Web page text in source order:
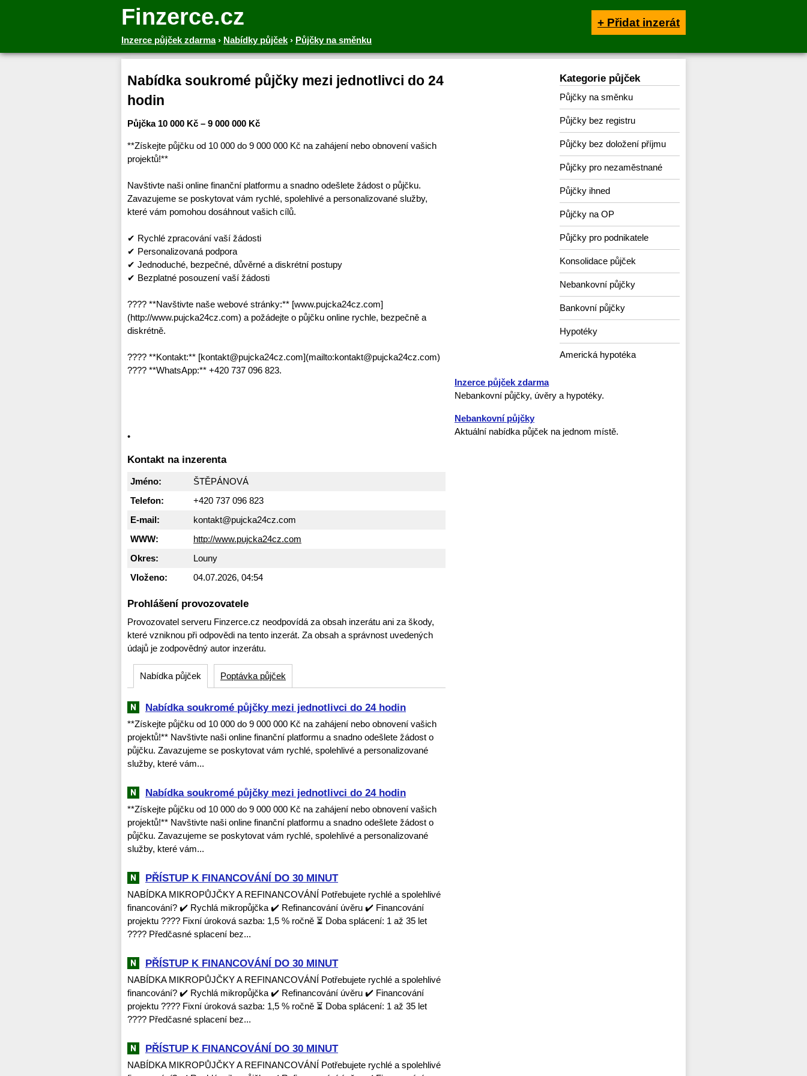
Finzerce.cz
Inzerce půjček zdarma› Nabídky půjček › Půjčky na směnku
+ Přidat inzerát
Nabídka soukromé půjčky mezi jednotlivci do 24
hodin
Půjčka 10 000 Kč – 9 000 000 Kč
**Získejte půjčku od 10 000 do 9 000 000 Kč na zahájení nebo obnovení vašich
projektů!**
Navštivte naši online finanční platformu a snadno odešlete žádost o půjčku.
Zavazujeme se poskytovat vám rychlé, spolehlivé a personalizované služby,
které vám pomohou dosáhnout vašich cílů.
✔ Rychlé zpracování vaší žádosti
✔ Personalizovaná podpora
✔ Jednoduché, bezpečné, důvěrné a diskrétní postupy
✔ Bezplatné posouzení vaší žádosti
???? **Navštivte naše webové stránky:** [www.pujcka24cz.com]
(http://www.pujcka24cz.com) a požádejte o půjčku online rychle, bezpečně a
diskrétně.
???? **Kontakt:** [kontakt@pujcka24cz.com](mailto:kontakt@pujcka24cz.com)
???? **WhatsApp:** +420 737 096 823.
•
Kontakt na inzerenta
Jméno:
ŠTĚPÁNOVÁ
Telefon:
+420 737 096 823
E-mail:
kontakt@pujcka24cz.com
WWW:
http://www.pujcka24cz.com
Okres:
Louny
Vloženo:
04.07.2026, 04:54
Prohlášení provozovatele
Provozovatel serveru Finzerce.cz neodpovídá za obsah inzerátu ani za škody,
které vzniknou při odpovědi na tento inzerát. Za obsah a správnost uvedených
údajů je zodpovědný autor inzerátu.
Nabídka půjček Poptávka půjček
Nabídka soukromé půjčky mezi jednotlivci do 24 hodin
**Získejte půjčku od 10 000 do 9 000 000 Kč na zahájení nebo obnovení vašich
projektů!** Navštivte naši online finanční platformu a snadno odešlete žádost o
půjčku. Zavazujeme se poskytovat vám rychlé, spolehlivé a personalizované
služby, které vám...
Nabídka soukromé půjčky mezi jednotlivci do 24 hodin
**Získejte půjčku od 10 000 do 9 000 000 Kč na zahájení nebo obnovení vašich
projektů!** Navštivte naši online finanční platformu a snadno odešlete žádost o
půjčku. Zavazujeme se poskytovat vám rychlé, spolehlivé a personalizované
služby, které vám...
PŘÍSTUP K FINANCOVÁNÍ DO 30 MINUT
NABÍDKA MIKROPŮJČKY A REFINANCOVÁNÍ Potřebujete rychlé a spolehlivé
financování? ✔️ Rychlá mikropůjčka ✔️ Refinancování úvěru ✔️ Financování
projektu ???? Fixní úroková sazba: 1,5 % ročně ⏳ Doba splácení: 1 až 35 let
???? Předčasné splacení bez...
PŘÍSTUP K FINANCOVÁNÍ DO 30 MINUT
NABÍDKA MIKROPŮJČKY A REFINANCOVÁNÍ Potřebujete rychlé a spolehlivé
financování? ✔️ Rychlá mikropůjčka ✔️ Refinancování úvěru ✔️ Financování
projektu ???? Fixní úroková sazba: 1,5 % ročně ⏳ Doba splácení: 1 až 35 let
???? Předčasné splacení bez...
PŘÍSTUP K FINANCOVÁNÍ DO 30 MINUT
NABÍDKA MIKROPŮJČKY A REFINANCOVÁNÍ Potřebujete rychlé a spolehlivé
Kategorie půjček
Půjčky na směnku
Půjčky bez registru
Půjčky bez doložení příjmu
Půjčky pro nezaměstnané
Půjčky ihned
Půjčky na OP
Půjčky pro podnikatele
Konsolidace půjček
Nebankovní půjčky
Bankovní půjčky
Hypotéky
Americká hypotéka
Inzerce půjček zdarma
Nebankovní půjčky, úvěry a hypotéky.
Nebankovní půjčky
Aktuální nabídka půjček na jednom místě.